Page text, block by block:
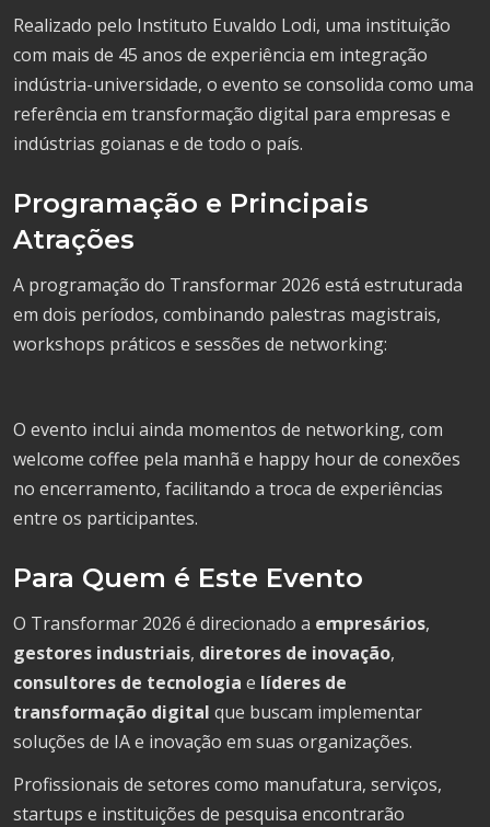
Realizado pelo Instituto Euvaldo Lodi, uma instituição
com mais de 45 anos de experiência em integração
indústria-universidade, o evento se consolida como uma
referência em transformação digital para empresas e
indústrias goianas e de todo o país.
Programação e Principais
Atrações
A programação do Transformar 2026 está estruturada
em dois períodos, combinando palestras magistrais,
workshops práticos e sessões de networking:
O evento inclui ainda momentos de networking, com
welcome coffee pela manhã e happy hour de conexões
no encerramento, facilitando a troca de experiências
entre os participantes.
Para Quem é Este Evento
O Transformar 2026 é direcionado a empresários,
gestores industriais, diretores de inovação,
consultores de tecnologia e líderes de
transformação digital que buscam implementar
soluções de IA e inovação em suas organizações.
Profissionais de setores como manufatura, serviços,
startups e instituições de pesquisa encontrarão